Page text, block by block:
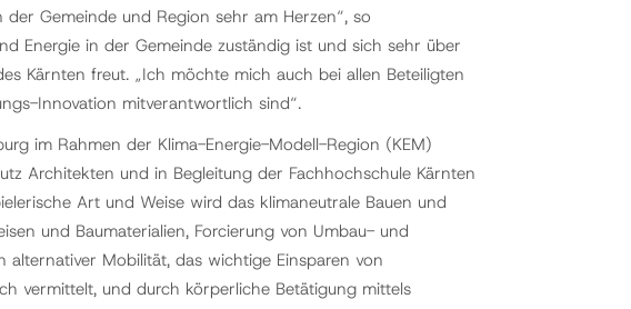
Gemeinde und Region sehr am Herzen“, so
Energie in der Gemeinde zuständig ist und sich sehr über
Kärnten freut. „Ich möchte mich auch bei allen Beteiligten
Innovation mitverantwortlich sind“.
im Rahmen der Klima-Energie-Modell-Region (KEM)
Architekten und in Begleitung der Fachhochschule Kärnten
Art und Weise wird das klimaneutrale Bauen und
und Baumaterialien, Forcierung von Umbau- und
Mobilität, das wichtige Einsparen von
vermittelt, und durch körperliche Betätigung mittels